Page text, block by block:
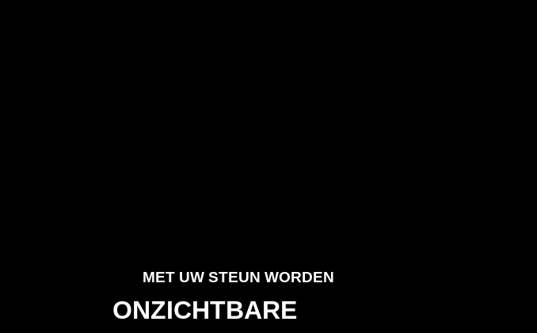
MET UW STEUN WORDEN
ONZICHTBARE